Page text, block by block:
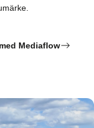
Mediaflow